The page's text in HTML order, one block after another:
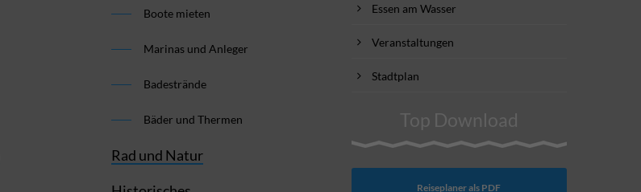
Boote mieten
Marinas und Anleger
Badestrände
Bäder und Thermen
Rad und Natur
Essen am Wasser
Veranstaltungen
Stadtplan
Top Download
Reiseplaner als PDF